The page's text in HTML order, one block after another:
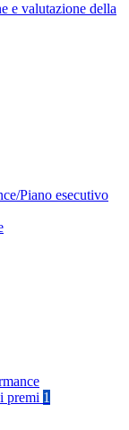
e valutazione della
Piano esecutivo
premi 1